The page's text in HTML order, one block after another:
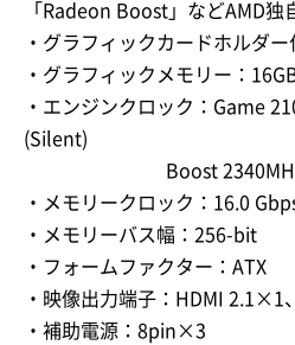
「Radeon Boost」などAMD独
・グラフィックカードホルダー
・グラフィックメモリー：
・エンジンクロック：Game
(Silent)
Boost
・メモリークロック：16.0
・メモリーバス幅：256-bit
・フォームファクター：ATX
・映像出力端子：HDMI
・補助電源：8pin×3